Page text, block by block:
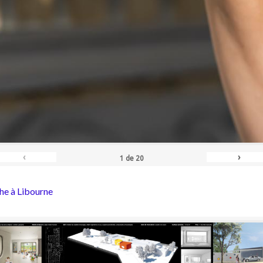
‹ 1 de 20 ›
à Libourne